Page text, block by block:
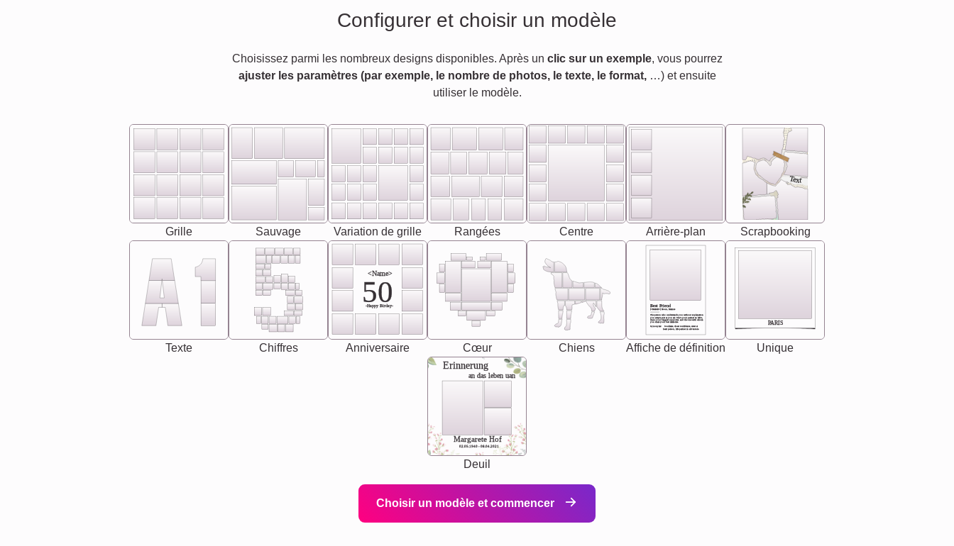
Configurer et choisir un modèle
Choisissez parmi les nombreux designs disponibles. Après un clic sur un exemple, vous pourrez
ajuster les paramètres (par exemple, le nombre de photos, le texte, le format,…) et ensuite
utiliser le modèle.
Grille Sauvage Variation de grille Rangées Centre Arrière-plan
Text
Scrapbooking
Texte Chiffres
<Name>
50
-Happy Birday-
Anniversaire Cœur Chiens
Best Friend
[<NAME>] Noun, feminie
Synonyms: Soulmate, closet confidante, sister at
heart person, life partner in adventure.
The person who understands you without explanation
you accepts just as you are. She's your partner in life's,
chaos your biggest supporter, and the one with whom
you share your best memories.
Affiche de définition
PARIS
Unique
Erinnerung
an das leben uan
Margarete Hof
02.05.1940 - 08.04.2021
Deuil
Choisir un modèle et commencer